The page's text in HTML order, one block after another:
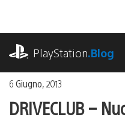
contenuto
PlayStation.Blog
6 Giugno, 2013
DRIVECLUB –